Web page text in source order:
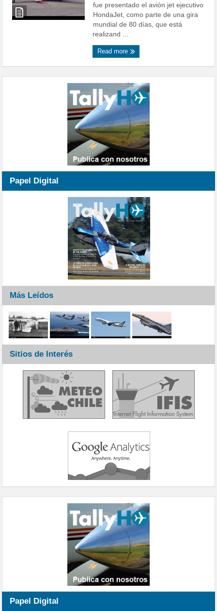
fue presentado el avión jet ejecutivo
HondaJet, como parte de una gira
mundial de 80 días, que está
realizand ...
Read more
Papel Digital
Más Leídos
Sitios de Interés
Papel Digital